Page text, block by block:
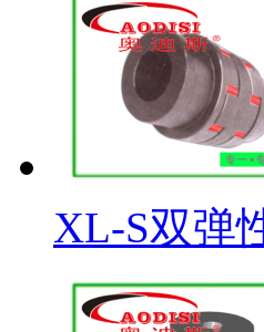
XL-S双弹